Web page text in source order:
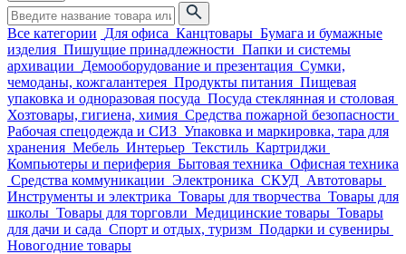
Все категории Для офиса Канцтовары Бумага и бумажные
изделия Пишущие принадлежности Папки и системы
архивации Демооборудование и презентация Сумки,
чемоданы, кожгалантерея Продукты питания Пищевая
упаковка и одноразовая посуда Посуда стеклянная и столовая
Хозтовары, гигиена, химия Средства пожарной безопасности
Рабочая спецодежда и СИЗ Упаковка и маркировка, тара для
хранения Мебель Интерьер Текстиль Картриджи
Компьютеры и периферия Бытовая техника Офисная техника
Средства коммуникации Электроника СКУД Автотовары
Инструменты и электрика Товары для творчества Товары для
школы Товары для торговли Медицинские товары Товары
для дачи и сада Спорт и отдых, туризм Подарки и сувениры
Новогодние товары